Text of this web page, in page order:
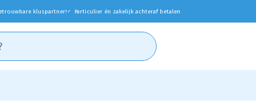
kluspartner! ✓ Particulier én zakelijk achteraf betalen